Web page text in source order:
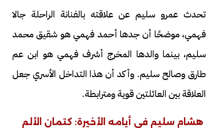
تحدث عمرو سليم عن علاقته بالفنانة الراحلة جالا
فهمي، موضحًا أن جدها أحمد فهمي هو شقيق محمد
سليم، بينما والدها المخرج أشرف فهمي هو ابن عم
طارق وصالح سليم. وأكد أن هذا التداخل الأسري جعل
العلاقة بين العائلتين قوية ومترابطة.
هشام سليم في أيامه الأخيرة: كتمان الألم